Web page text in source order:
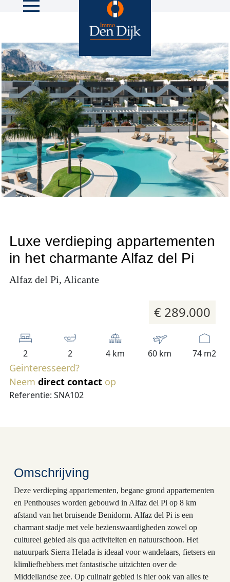
13 foto's
Luxe verdieping appartementen
in het charmante Alfaz del Pi
Alfaz del Pi, Alicante
€ 289.000
2 2 4 km 60 km 74 m2
Geinteresseerd?
Neem direct contact op
Referentie: SNA102
Omschrijving
Deze verdieping appartementen, begane grond appartementen
en Penthouses worden gebouwd in Alfaz del Pi op 8 km
afstand van het bruisende Benidorm. Alfaz del Pi is een
charmant stadje met vele bezienswaardigheden zowel op
cultureel gebied als qua activiteiten en natuurschoon. Het
natuurpark Sierra Helada is ideaal voor wandelaars, fietsers en
klimliefhebbers met fantastische uitzichten over de
Middellandse zee. Op culinair gebied is hier ook van alles te